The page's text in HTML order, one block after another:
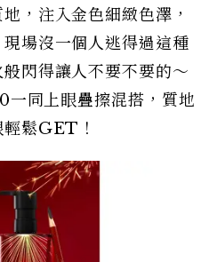
，注入金色細緻色澤，
場沒一個人逃得過這種
閃得讓人不要不要的～
同上眼疊擦混搭，質地
鬆GET！